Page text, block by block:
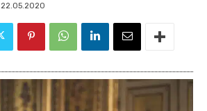
22.05.2020